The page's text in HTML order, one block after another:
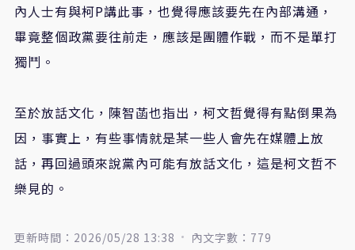
內人士有與柯P講此事，也覺得應該要先在內部溝通，
畢竟整個政黨要往前走，應該是團體作戰，而不是單打
獨鬥。
至於放話文化，陳智菡也指出，柯文哲覺得有點倒果為
因，事實上，有些事情就是某一些人會先在媒體上放
話，再回過頭來說黨內可能有放話文化，這是柯文哲不
樂見的。
更新時間：2026/05/28 13:38 內文字數：779